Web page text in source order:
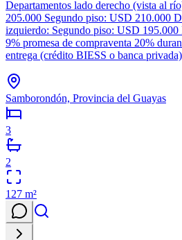
Departamentos lado derecho (vista al
205.000 Segundo piso: USD 210.000
izquierdo: Segundo piso: USD 195.000
9% promesa de compraventa 20%
entrega (crédito BIESS o banca privada)
Samborondón, Provincia del Guayas
3
2
127 m²